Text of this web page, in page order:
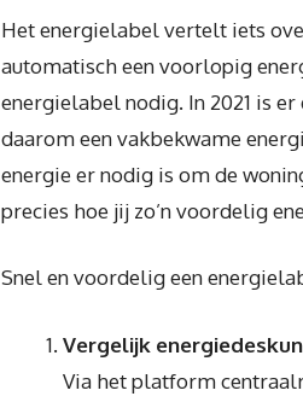
Het energielabel vertelt iets
automatisch een voorlopig
energielabel nodig. In 2021 is
daarom een vakbekwame
energie er nodig is om de
precies hoe jij zo’n voordelig
Snel en voordelig een
Vergelijk
Via het platform